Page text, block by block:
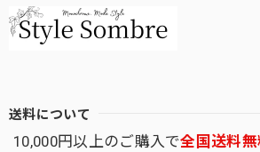
送料について
10,000円以上のご購入で全国送料無